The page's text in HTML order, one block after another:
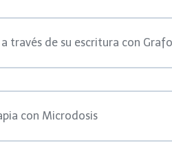
a través de su escritura con
con Microdosis